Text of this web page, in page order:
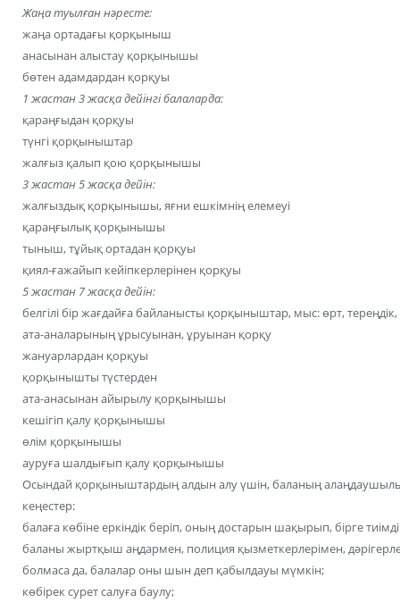
Жаңа туылған нәресте:
жаңа ортадағы қорқыныш
анасынан алыстау қорқынышы
бөтен адамдардан қорқуы
1 жастан 3 жасқа дейінгі балаларда:
қараңғыдан қорқуы
түнгі қорқыныштар
жалғыз қалып қою қорқынышы
3 жастан 5 жасқа дейін:
жалғыздық қорқынышы, яғни ешкімнің елемеуі
қараңғылық қорқынышы
тыныш, тұйық ортадан қорқуы
қиял-ғажайып кейіпкерлерінен қорқуы
5 жастан 7 жасқа дейін:
белгілі бір жағдайға байланысты қорқыныштар, мыс: өрт, тереңдік,
ата-аналарының ұрысуынан, ұруынан қорқу
жануарлардан қорқуы
қорқынышты түстерден
ата-анасынан айырылу қорқынышы
кешігіп қалу қорқынышы
өлім қорқынышы
ауруға шалдығып қалу қорқынышы
Осындай қорқыныштардың алдын алу үшін, баланың
кеңестер:
балаға көбіне еркіндік беріп, оның достарын шақырып, бірге
баланы жыртқыш аңдармен, полиция қызметкерлерімен,
болмаса да, балалар оны шын деп қабылдауы мүмкін;
көбірек сурет салуға баулу;